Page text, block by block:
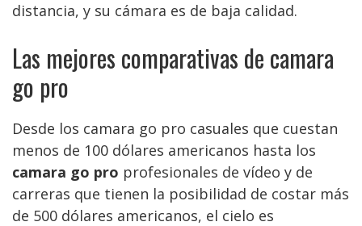
distancia, y su cámara es de baja calidad.
Las mejores comparativas de camara
go pro
Desde los camara go pro casuales que cuestan
menos de 100 dólares americanos hasta los
camara go pro profesionales de vídeo y de
carreras que tienen la posibilidad de costar más
de 500 dólares americanos, el cielo es